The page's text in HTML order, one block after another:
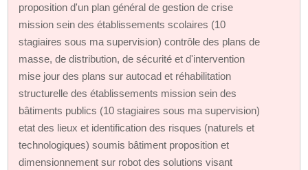
proposition d'un plan général de gestion de crise
mission sein des établissements scolaires (10
stagiaires sous ma supervision) contrôle des plans de
masse, de distribution, de sécurité et d'intervention
mise jour des plans sur autocad et réhabilitation
structurelle des établissements mission sein des
bâtiments publics (10 stagiaires sous ma supervision)
etat des lieux et identification des risques (naturels et
technologiques) soumis bâtiment proposition et
dimensionnement sur robot des solutions visant